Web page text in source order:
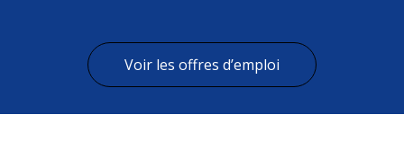
Voir les offres d’emploi